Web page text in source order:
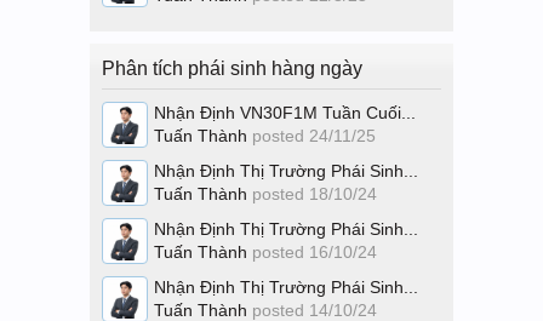
Phân tích phái sinh hàng ngày
Nhận Định VN30F1M Tuần Cuối...
Tuấn Thành posted 24/11/25
Nhận Định Thị Trường Phái Sinh...
Tuấn Thành posted 18/10/24
Nhận Định Thị Trường Phái Sinh...
Tuấn Thành posted 16/10/24
Nhận Định Thị Trường Phái Sinh...
Tuấn Thành posted 14/10/24